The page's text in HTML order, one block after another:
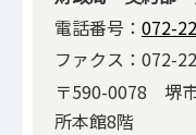
電話番号： 072-
ファクス：072-
〒590-0078 堺
所本館8階